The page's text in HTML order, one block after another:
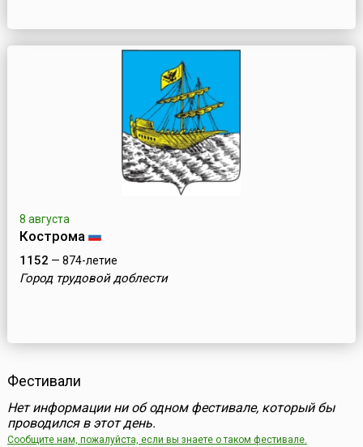
8 августа
Кострома
1152 — 874-летие
Город трудовой доблести
Фестивали
Нет информации ни об одном фестивале, который бы
проводился в этот день.
Сообщите нам, пожалуйста, если вы знаете о таком фестивале.